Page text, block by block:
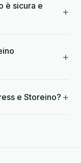
è sicura e
+
+
e Storeino? +